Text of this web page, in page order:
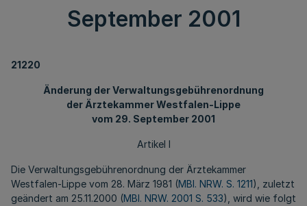
September 2001
21220
Änderung der Verwaltungsgebührenordnung
der Ärztekammer Westfalen-Lippe
vom 29. September 2001
Artikel I
Die Verwaltungsgebührenordnung der Ärztekammer
Westfalen-Lippe vom 28. März 1981 (MBl. NRW. S. 1211), zuletzt
geändert am 25.11.2000 (MBl. NRW. 2001 S. 533), wird wie folgt